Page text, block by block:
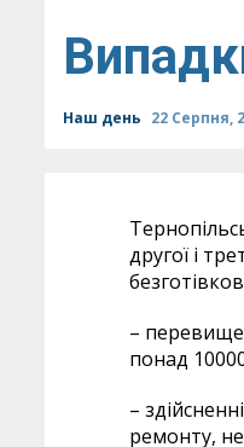
Наш день 22 Серпня,
другої і
–
понад
–
ремонту,